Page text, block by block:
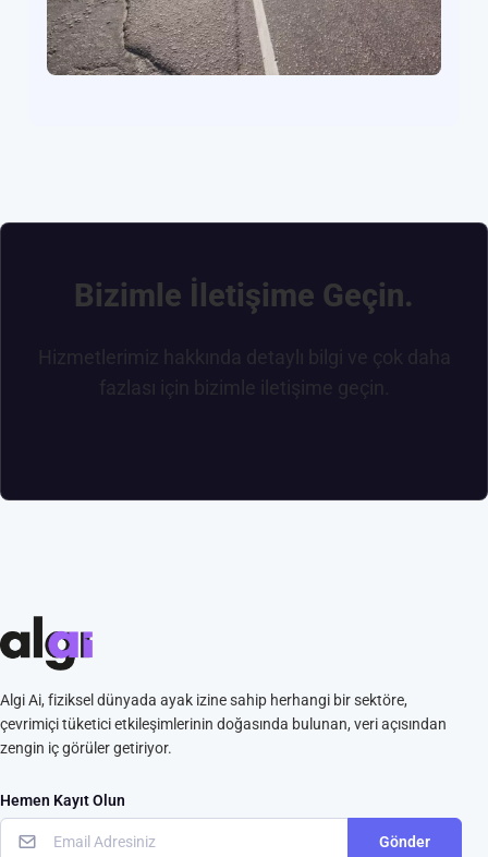
Bizimle İletişime Geçin.
Hizmetlerimiz hakkında detaylı bilgi ve çok daha
fazlası için bizimle iletişime geçin.
Algi Ai, fiziksel dünyada ayak izine sahip herhangi bir sektöre,
çevrimiçi tüketici etkileşimlerinin doğasında bulunan, veri açısından
zengin iç görüler getiriyor.
Hemen Kayıt Olun
Gönder